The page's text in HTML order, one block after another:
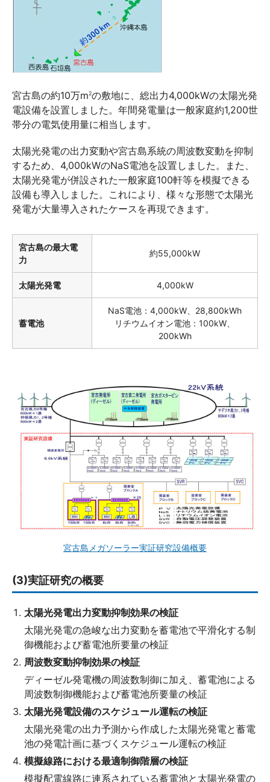
宮古島の約10万m2の敷地に、総出力4,000kWの太陽光発
電設備を設置しました。年間発電量は一般家庭約1,200世
帯分の電気使用量に相当します。
太陽光発電の出力変動や宮古島系統の周波数変動を抑制
するため、4,000kWのNaS電池を設置しました。また、
太陽光発電が併設された一般家庭100軒等を模擬できる
設備も導入しました。これにより、様々な形態で太陽光
発電が大量導入されたケースを再現できます。
宮古島の最大電
力
約55,000kW
太陽光発電 4,000kW
蓄電池
NaS電池：4,000kW、28,800kWh
リチウムイオン電池：100kW、
200kWh
宮古島メガソーラー実証研究設備概要
(3)実証研究の概要
太陽光発電出力変動抑制効果の検証
太陽光発電の急峻な出力変動を蓄電池で平滑化する制
御機能および蓄電池所要量の検証
周波数変動抑制効果の検証
ディーゼル発電機の周波数制御に加え、蓄電池による
周波数制御機能および蓄電池所要量の検証
太陽光発電設備のスケジュール運転の検証
太陽光発電の出力予測から作成した太陽光発電と蓄電
池の発電計画に基づくスケジュール運転の検証
模擬線路における最適制御階層の検証
模擬配電線路に連系されている蓄電池と太陽光発電の